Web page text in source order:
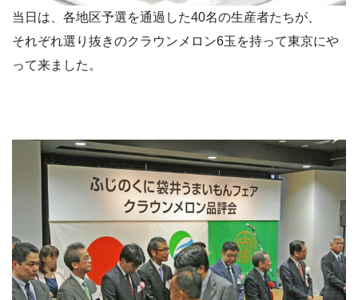
当日は、各地区予選を通過した40名の生産者たちが、
それぞれ選り抜きのクラウンメロン6玉を持って東京にや
って来ました。